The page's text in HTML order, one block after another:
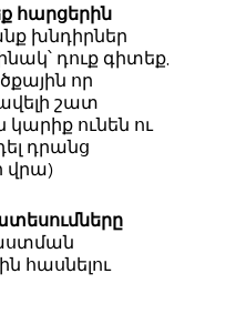
հարցերին
խնդիրներ
դուք գիտեք,
որ
շատ
կարիք ունեն ու
դրանց
վրա)
հասնելու